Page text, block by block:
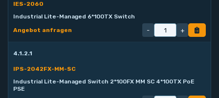
IES-2060
Industrial Lite-Managed 6*100TX Switch
Angebot anfragen
- +
4.1.2.1
IPS-2042FX-MM-SC
Industrial Lite-Managed Switch 2*100FX MM SC 4*100TX PoE
PSE